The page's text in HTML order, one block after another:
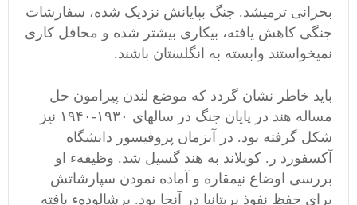
بحرانی ترمیشد. جنگ بپایانش نزدیک شده، سفارشات
جنگی کاهش یافته، بیکاری بیشتر شده و محافل کاری
نمیخواستند وابسته به انگلستان باشند.
باید خاطر نشان گردد که موضع لندن پیرامون حل
مساله هند در پایان جنگ در سالهای ۱۹۳۰-۱۹۴۰ نیز
شکل گرفته بود. در آنزمان پروفیسور دانشگاه
آکسفورد ر. کوپلاند به هند گسیل شد. وظیفهء او
بررسی اوضاع نیمقاره و آماده نمودن سپارشاتش
برای حفظ نفوذ بریتانیا در آنجا بود. برشالودهء یافته